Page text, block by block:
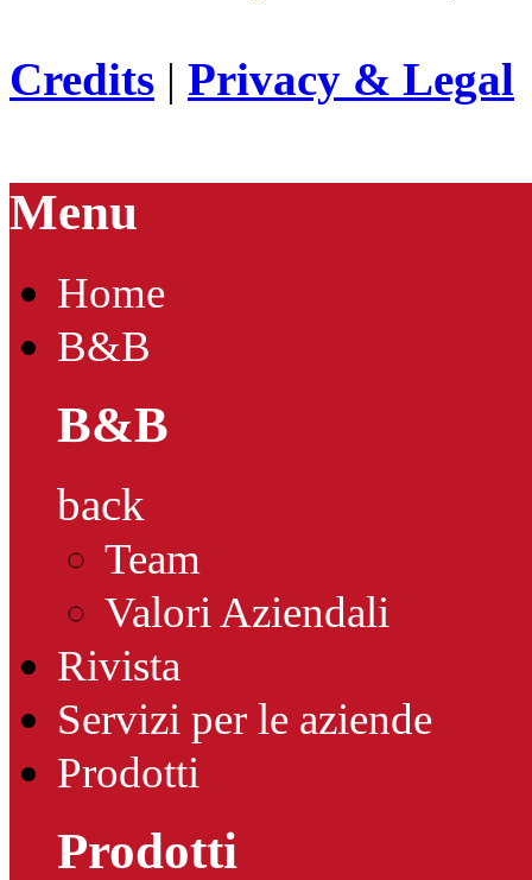
Credits | Privacy & Legal
Menu
Home
B&B
B&B
back
Team
Valori Aziendali
Rivista
Servizi per le aziende
Prodotti
Prodotti